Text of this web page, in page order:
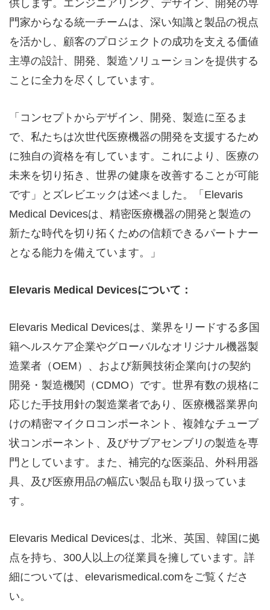
供します。エンジニアリング、デザイン、開発の専
門家からなる統一チームは、深い知識と製品の視点
を活かし、顧客のプロジェクトの成功を支える価値
主導の設計、開発、製造ソリューションを提供する
ことに全力を尽くしています。
「コンセプトからデザイン、開発、製造に至るま
で、私たちは次世代医療機器の開発を支援するため
に独自の資格を有しています。これにより、医療の
未来を切り拓き、世界の健康を改善することが可能
です」とズレビエックは述べました。「Elevaris
Medical Devicesは、精密医療機器の開発と製造の
新たな時代を切り拓くための信頼できるパートナー
となる能力を備えています。」
Elevaris Medical Devicesについて：
Elevaris Medical Devicesは、業界をリードする多国
籍ヘルスケア企業やグローバルなオリジナル機器製
造業者（OEM）、および新興技術企業向けの契約
開発・製造機関（CDMO）です。世界有数の規格に
応じた手技用針の製造業者であり、医療機器業界向
けの精密マイクロコンポーネント、複雑なチューブ
状コンポーネント、及びサブアセンブリの製造を専
門としています。また、補完的な医薬品、外科用器
具、及び医療用品の幅広い製品も取り扱っていま
す。
Elevaris Medical Devicesは、北米、英国、韓国に拠
点を持ち、300人以上の従業員を擁しています。詳
細については、elevarismedical.comをご覧くださ
い。